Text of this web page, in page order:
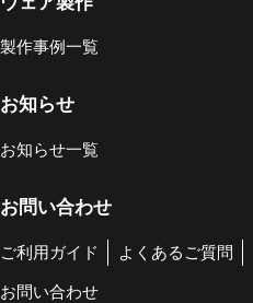
製作事例一覧
お知らせ
お知らせ一覧
お問い合わせ
ご利用ガイド よくあるご質問
お問い合わせ